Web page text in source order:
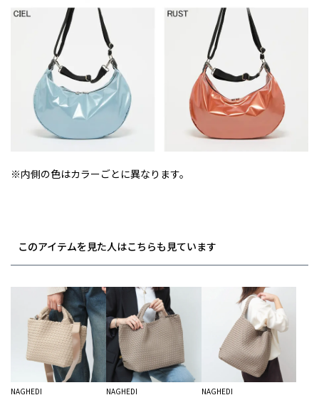
※内側の色はカラーごとに異なります。
このアイテムを見た人はこちらも見ています
NAGHEDI NAGHEDI NAGHEDI